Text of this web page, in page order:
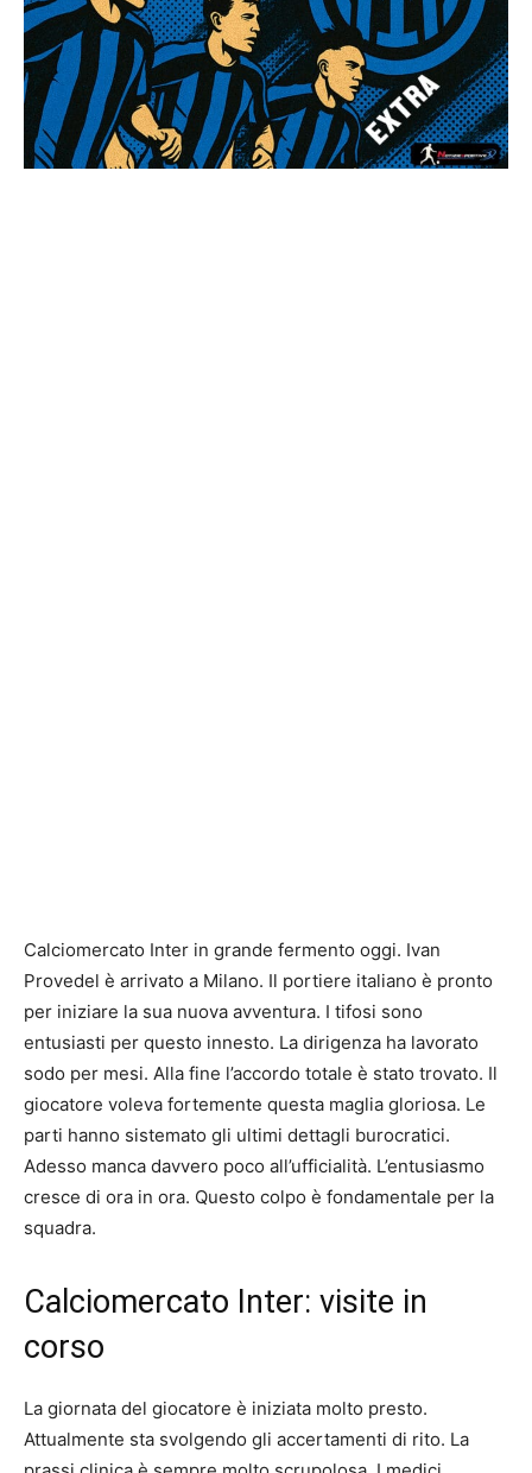
Calciomercato Inter in grande fermento oggi. Ivan
Provedel è arrivato a Milano. Il portiere italiano è pronto
per iniziare la sua nuova avventura. I tifosi sono
entusiasti per questo innesto. La dirigenza ha lavorato
sodo per mesi. Alla fine l’accordo totale è stato trovato. Il
giocatore voleva fortemente questa maglia gloriosa. Le
parti hanno sistemato gli ultimi dettagli burocratici.
Adesso manca davvero poco all’ufficialità. L’entusiasmo
cresce di ora in ora. Questo colpo è fondamentale per la
squadra.
Calciomercato Inter: visite in
corso
La giornata del giocatore è iniziata molto presto.
Attualmente sta svolgendo gli accertamenti di rito. La